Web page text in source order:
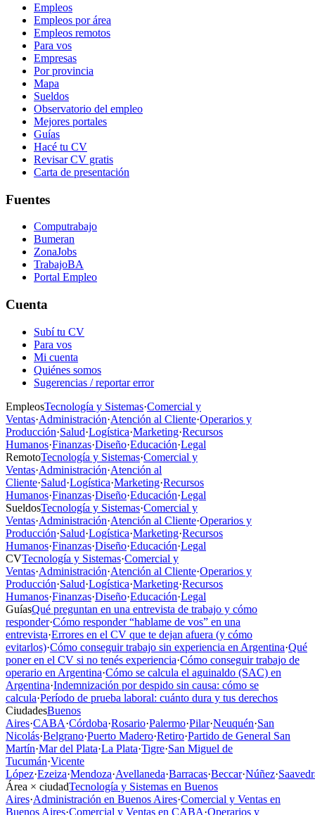
Empleos
Empleos por área
Empleos remotos
Para vos
Empresas
Por provincia
Mapa
Sueldos
Observatorio del empleo
Mejores portales
Guías
Hacé tu CV
Revisar CV gratis
Carta de presentación
Fuentes
Computrabajo
Bumeran
ZonaJobs
TrabajoBA
Portal Empleo
Cuenta
Subí tu CV
Para vos
Mi cuenta
Quiénes somos
Sugerencias / reportar error
EmpleosTecnología y Sistemas·Comercial y
Ventas·Administración·Atención al Cliente·Operarios y
Producción·Salud·Logística·Marketing·Recursos
Humanos·Finanzas·Diseño·Educación·Legal
RemotoTecnología y Sistemas·Comercial y
Ventas·Administración·Atención al
Cliente·Salud·Logística·Marketing·Recursos
Humanos·Finanzas·Diseño·Educación·Legal
SueldosTecnología y Sistemas·Comercial y
Ventas·Administración·Atención al Cliente·Operarios y
Producción·Salud·Logística·Marketing·Recursos
Humanos·Finanzas·Diseño·Educación·Legal
CVTecnología y Sistemas·Comercial y
Ventas·Administración·Atención al Cliente·Operarios y
Producción·Salud·Logística·Marketing·Recursos
Humanos·Finanzas·Diseño·Educación·Legal
GuíasQué preguntan en una entrevista de trabajo y cómo
responder·Cómo responder “hablame de vos” en una
entrevista·Errores en el CV que te dejan afuera (y cómo
evitarlos)·Cómo conseguir trabajo sin experiencia en Argentina·Qué
poner en el CV si no tenés experiencia·Cómo conseguir trabajo de
operario en Argentina·Cómo se calcula el aguinaldo (SAC) en
Argentina·Indemnización por despido sin causa: cómo se
calcula·Período de prueba laboral: cuánto dura y tus derechos
CiudadesBuenos
Aires·CABA·Córdoba·Rosario·Palermo·Pilar·Neuquén·San
Nicolás·Belgrano·Puerto Madero·Retiro·Partido de General San
Martín·Mar del Plata·La Plata·Tigre·San Miguel de
Tucumán·Vicente
López·Ezeiza·Mendoza·Avellaneda·Barracas·Beccar·Núñez·
Área × ciudadTecnología y Sistemas en Buenos
Aires·Administración en Buenos Aires·Comercial y Ventas en
Buenos Aires·Comercial y Ventas en CABA·Operarios y